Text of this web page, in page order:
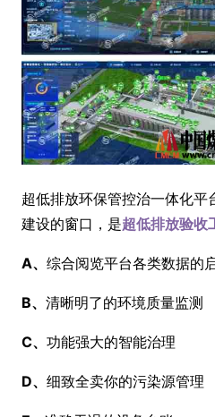
超低排放环保管控治一体化平
建设的窗口，是超低排放验收
A、 综合阅览平台各类数据的
B、 清晰明了的环境质量监测
C、 功能强大的智能治理
D、 细致全卖你的污染源管理